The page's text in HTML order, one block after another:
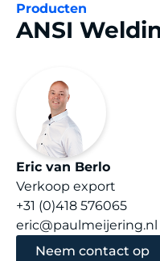
Producten
ANSI
Eric van Berlo
Verkoop export
+31 (0)418 576065
eric@paulmeijering.nl
Neem contact op